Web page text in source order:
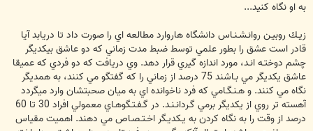
به او نگاه كنيد...
زيـك روبيـن روانـشـنـاس دانشگاه هاروارد مطالعه اي را صورت داد تا دريابد آيا
قادر است عشق را بطور علمي توسط ضبط مدت زماني كه دو عاشق بيكديگر
چشم دوختـه انـد، مورد اندازه گيري قرار دهد. وي دريافت كه دو فردي كه عميقا
عاشق يكديگر مي بـاشند 75 درصد از زماني را كه گفتگو مي كنند، به همديگر
نگاه مي كنند. و هـنـگـامي كه فرد ناخوانده اي به ميان صحبتشان وارد ميگردد
آهسته تر روي از يكديگر برمي گـردانـنـد. در گـفـتـگوهـاي معمولي افراد 30 تا 60
درصد از وقت را به نگاه كردن به يـكديـگر اخـتـصـاص مي دهند. اهميت مقياس